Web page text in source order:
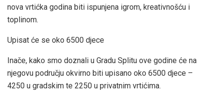
nova vrtićka godina biti ispunjena igrom, kreativnošću i
toplinom.
Upisat će se oko 6500 djece
Inače, kako smo doznali u Gradu Splitu ove godine će na
njegovu području okvirno biti upisano oko 6500 djece –
4250 u gradskim te 2250 u privatnim vrtićima.